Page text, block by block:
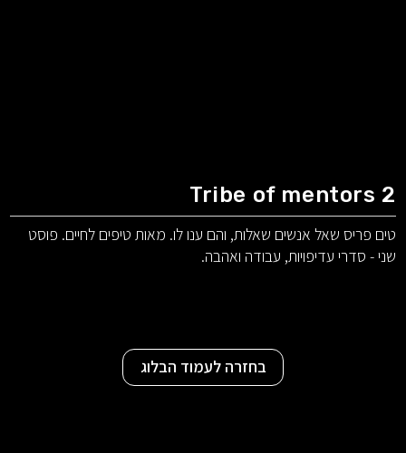
Tribe of mentors 2
טים פריס שאל אנשים שאלות, והם ענו לו. מאות טיפים לחיים. פוסט
שני - סדרי עדיפויות, עבודה ואהבה.
בחזרה לעמוד הבלוג